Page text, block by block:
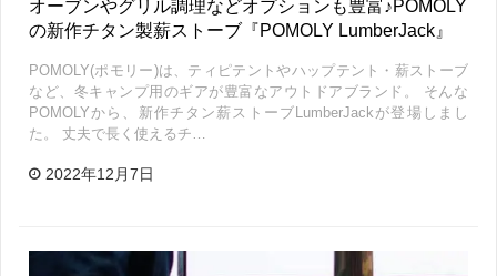
オーブンやグリル調理などオプションも豊富♪POMOLY
の新作チタン製薪ストーブ『POMOLY LumberJack』
POMOLY(ポモリー)は、ティピテントやハップテント・薪ストーブ
など、冬キャンプ用のギアが豊富なアウトドアブランド。 そんな
POMOLYから、新作チタン薪ストーブLumberJackが登場しまし
た。 丈夫で長く使えるチ…
2022年12月7日